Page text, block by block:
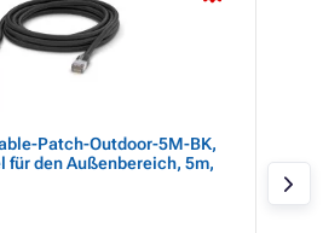
Patch-Outdoor-5M-BK,
für den Außenbereich, 5m,